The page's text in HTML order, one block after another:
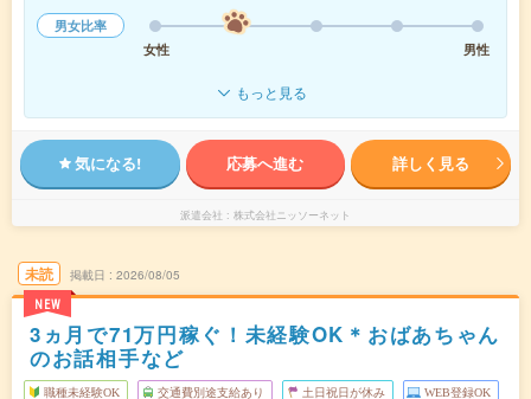
男女比率
女性
男性
もっと見る
気になる! 応募へ進む 詳しく見る
派遣会社 株式会社ニッソーネット
未読
NEW
掲載日 2026/08/05
3ヵ月で71万円稼ぐ！未経験OK＊おばあちゃん
のお話相手など
職種未経験OK 交通費別途支給あり 土日祝日が休み WEB登録OK